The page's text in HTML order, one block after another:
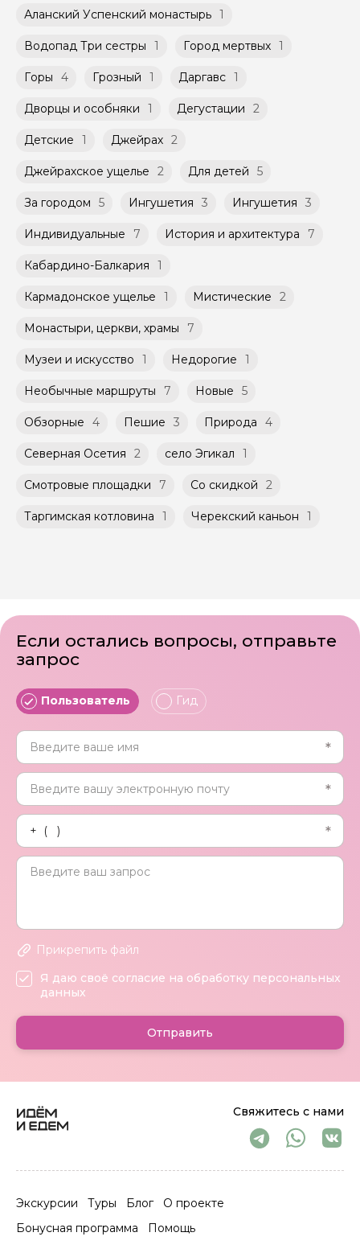
Вкус свободы: трекинг, история и ледяные брызги
7. Необычная экскурсия по настоящей
впечатлений
горы и суровые ледники, мистика, трагедия и
заблаговременно до начала путешествия,
указанной на странице самого тура и
Агрегатором дополнительного соглашения
к Оферте Сервиса.
Способы оплаты на сайте: Картой
российского банка можно оплатить любую
экскурсию.
расписанию, составленному гидом.
Помимо Вас, на групповой экскурсии могут
быть незнакомые для Вас люди.
Мини-группы проводятся на тех же
условиях, что и групповые, но с количество
не более 10 человек)
Аланский Успенский монастырь 1
Водопад Три сестры 1 Город мертвых 1
Горы 4 Грозный 1 Даргавс 1
Дворцы и особняки 1 Дегустации 2
Детские 1 Джейрах 2
Джейрахское ущелье 2 Для детей 5
За городом 5 Ингушетия 3 Ингушетия 3
Индивидуальные 7 История и архитектура 7
Кабардино-Балкария 1
Кармадонское ущелье 1 Мистические 2
Монастыри, церкви, храмы 7
Музеи и искусство 1 Недорогие 1
Необычные маршруты 7 Новые 5
Обзорные 4 Пешие 3 Природа 4
Северная Осетия 2 село Эгикал 1
Смотровые площадки 7 Со скидкой 2
Таргимская котловина 1 Черекский каньон 1
Свяжитесь с нами
Экскурсии Туры Блог
О проекте
Бонусная программа
Помощь
Если остались вопросы, отправьте
запрос
Пользователь Гид
Прикрепить файл
Я даю своё согласие на обработку персональных
данных
Отправить